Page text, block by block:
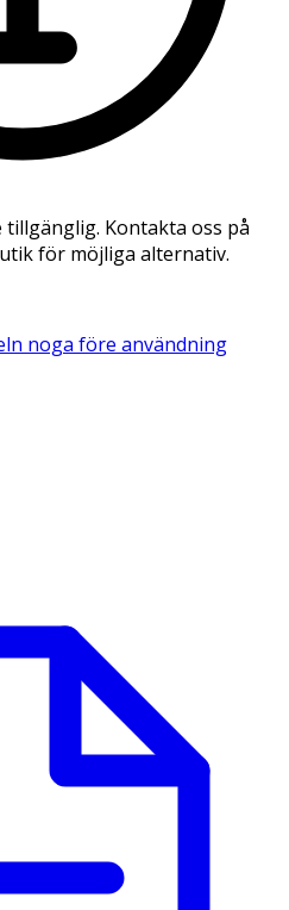
Kontakta oss på
för möjliga alternativ.
noga före användning